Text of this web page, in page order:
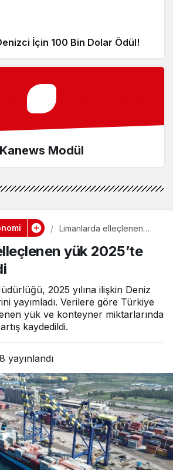
İçin 100 Bin Dolar Ödül!
Kanews Modül
Limanlarda elleçlenen
yük 2025’te
2025 yılına ilişkin Deniz
yayımladı. Verilere göre Türkiye
yük ve konteyner miktarlarında
kaydedildi.
yayınlandı